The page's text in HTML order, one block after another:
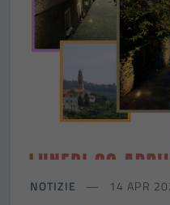
NOTIZIE 14 APR